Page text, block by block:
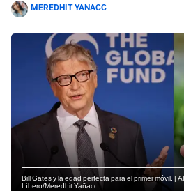
MEREDHIT YANACC
Bill Gates y la edad perfecta para el primer móvil. |
Líbero/Meredhit Yañacc.